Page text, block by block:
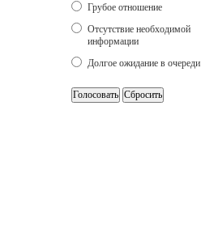
Грубое отношение
Отсутствие необходимой
информации
Долгое ожидание в очереди